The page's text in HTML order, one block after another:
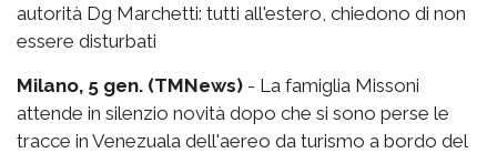
autorità Dg Marchetti: tutti all'estero, chiedono di non
essere disturbati
Milano, 5 gen. (TMNews) - La famiglia Missoni
attende in silenzio novità dopo che si sono perse le
tracce in Venezuala dell'aereo da turismo a bordo del